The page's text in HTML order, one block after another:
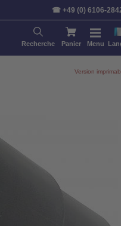
☎ +49 (0) 6106-
Recherche Panier Menu
Version